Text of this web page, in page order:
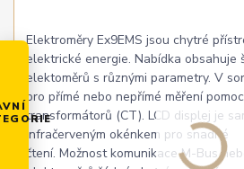
Elektroměry Ex9EMS jsou chytré
elektrické energie. Nabídka obsahuje
elektoměrů s různými parametry. V
pro přímé nebo nepřímé měření
transformátorů (CT). LCD displej je
infračerveným okénkem pro snadné
čtení. Možnost komunikace M-Bus